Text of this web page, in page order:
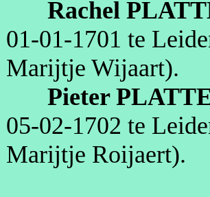
Rachel
01‑01‑1701 te
Marijtje Wijaart).
Pieter
05‑02‑1702 te
Marijtje Roijaert).